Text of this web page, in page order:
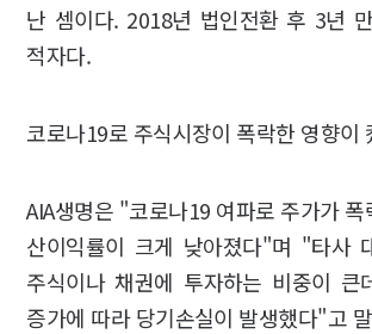
난 셈이다. 2018년 법인전환 후 3년
적자다.
코로나19로 주식시장이 폭락한 영향이
AIA생명은 "코로나19 여파로 주가가
산이익률이 크게 낮아졌다"며 "타사
주식이나 채권에 투자하는 비중이 큰
증가에 따라 당기손실이 발생했다"고